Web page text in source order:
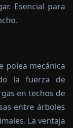
Esencial para
polea mecánica
la fuerza de
en techos de
entre árboles
La ventaja